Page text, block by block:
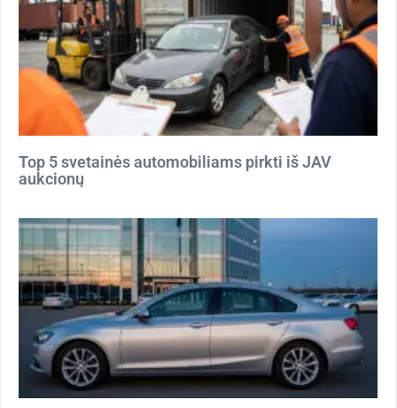
Top 5 svetainės automobiliams pirkti iš JAV
aukcionų